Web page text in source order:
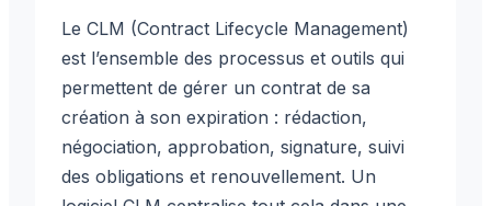
Le CLM (Contract Lifecycle Management)
est l’ensemble des processus et outils qui
permettent de gérer un contrat de sa
création à son expiration : rédaction,
négociation, approbation, signature, suivi
des obligations et renouvellement. Un